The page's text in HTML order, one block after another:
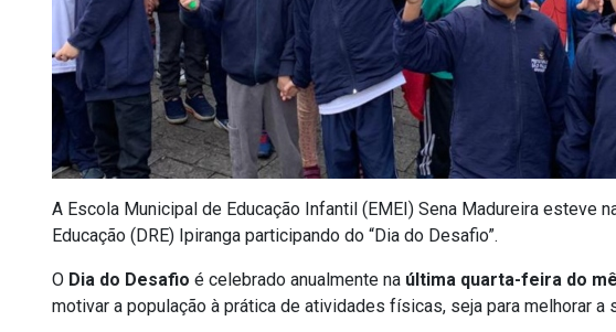
A Escola Municipal de Educação Infantil (EMEI) Sena Madureira esteve
Educação (DRE) Ipiranga participando do “Dia do Desafio”.
O Dia do Desafio é celebrado anualmente na última quarta-feira do
motivar a população à prática de atividades físicas, seja para melhorar a